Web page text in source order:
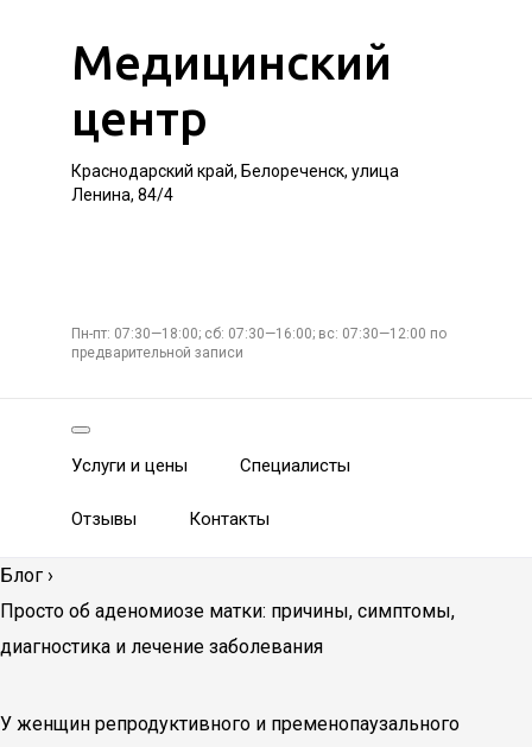
Медицинский
центр
Краснодарский край, Белореченск, улица
Ленина, 84/4
Пн-пт: 07:30—18:00; сб: 07:30—16:00; вс: 07:30—12:00 по
предварительной записи
Услуги и цены Специалисты
Отзывы Контакты
Блог ›
Просто об аденомиозе матки: причины, симптомы,
диагностика и лечение заболевания
У женщин репродуктивного и пременопаузального